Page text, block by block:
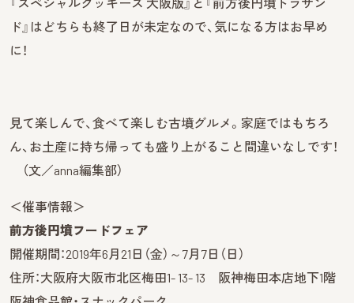
ド』はどちらも終了日が未定なので、気になる方はお早め
に！
見て楽しんで、食べて楽しむ古墳グルメ。家庭ではもちろ
ん、お土産に持ち帰っても盛り上がること間違いなしです！
（文／anna編集部）
＜催事情報＞
前方後円墳フードフェア
開催期間：2019年6月21日（金）～7月7日（日）
住所：大阪府大阪市北区梅田1- 13- 13 阪神梅田本店地下1階